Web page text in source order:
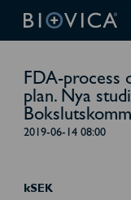
FDA-process
plan. Nya
2019-06-14 08:00
kSEK kv 4